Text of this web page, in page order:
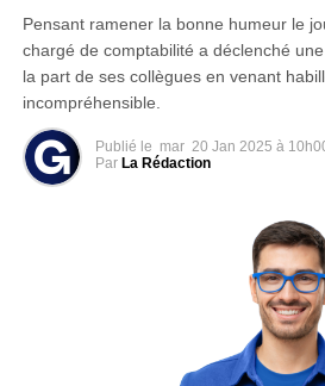
Pensant ramener la bonne humeur le
chargé de comptabilité a déclenché
la part de ses collègues en venant
incompréhensible.
Publié le mar 20 Jan 2025 à
Par La Rédaction